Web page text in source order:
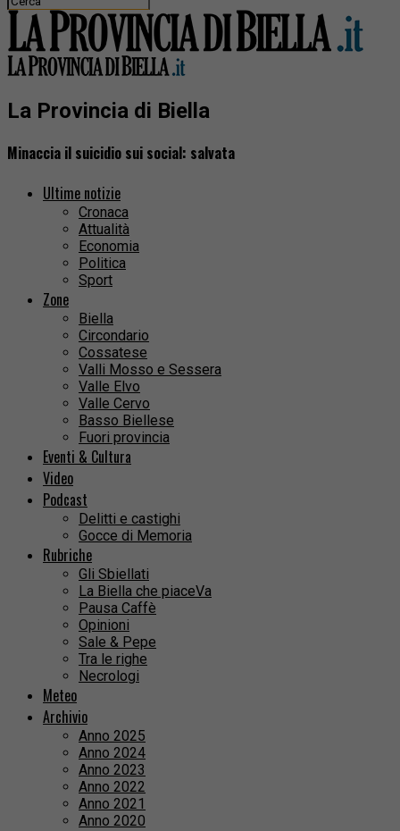
La Provincia di Biella
Minaccia il suicidio sui social: salvata
Ultime notizie
Cronaca
Attualità
Economia
Politica
Sport
Zone
Biella
Circondario
Cossatese
Valli Mosso e Sessera
Valle Elvo
Valle Cervo
Basso Biellese
Fuori provincia
Eventi & Cultura
Video
Podcast
Delitti e castighi
Gocce di Memoria
Rubriche
Gli Sbiellati
La Biella che piaceVa
Pausa Caffè
Opinioni
Sale & Pepe
Tra le righe
Necrologi
Meteo
Archivio
Anno 2025
Anno 2024
Anno 2023
Anno 2022
Anno 2021
Anno 2020